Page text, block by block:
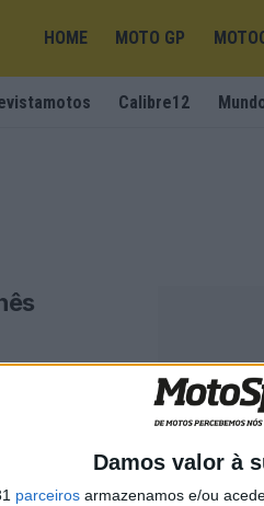
Damos valor à
parceiros armazenamos e/ou
HOME MOTO GP
Calibre12
de duas